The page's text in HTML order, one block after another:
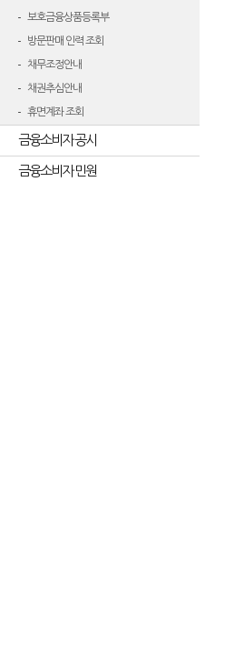
보호금융상품등록부
방문판매 인력 조회
채무조정안내
채권추심안내
휴면계좌 조회
금융소비자 공시
금융소비자 민원